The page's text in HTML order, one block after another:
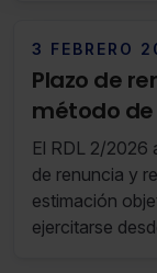
indispensables
Saber más
3 FEBRERO
Plazo de
método
año 2026
El RDL 2/2026
de renuncia y
estimación
ejercitarse